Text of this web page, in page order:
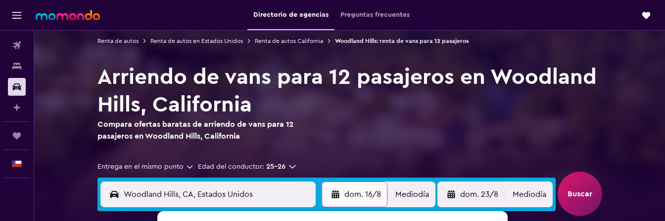
Directorio de agencias Preguntas frecuentes
Renta de autos Renta de autos en Estados Unidos Renta de autos California Woodland Hills: renta de vans para 12 pasajeros
Arriendo de vans para 12 pasajeros en Woodland
Hills, California
Compara ofertas baratas de arriendo de vans para 12
pasajeros en Woodland Hills, California
Entrega en el mismo punto Edad del conductor: 25-26
dom. 16/8 Mediodía dom. 23/8 Mediodía Buscar